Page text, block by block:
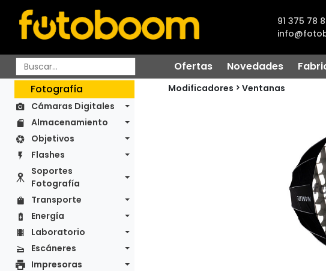
91 375 78
Ofertas Novedades
Fotografía
Cámaras Digitales
Almacenamiento
Objetivos
Flashes
Soportes
Fotografía
Transporte
Energía
Laboratorio
Escáneres
Impresoras
Modificadores Ventanas